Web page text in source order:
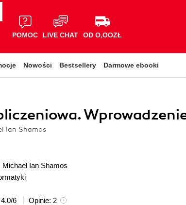
POMOC LIVE CHAT OD O,OOZŁ
Nowości Bestsellery Darmowe ebooki
Ian Shamos
Michael Ian Shamos
4.0/6 Opinie: 2